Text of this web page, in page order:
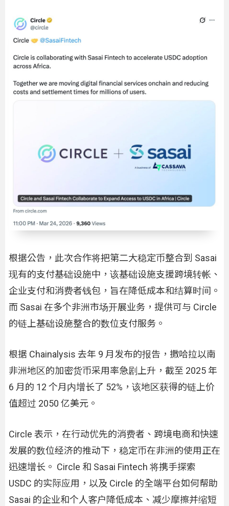
根据公告，此次合作将把第二大稳定币整合到 Sasai
现有的支付基础设施中，该基础设施支援跨境转帐、
企业支付和消费者钱包，旨在降低成本和结算时间。
而 Sasai 在多个非洲市场开展业务，提供可与 Circle
的链上基础设施整合的数位支付服务。
根据 Chainalysis 去年 9 月发布的报告，撒哈拉以南
非洲地区的加密货币采用率急剧上升，截至 2025 年
6 月的 12 个月内增长了 52%，该地区获得的链上价
值超过 2050 亿美元。
Circle 表示，在行动优先的消费者、跨境电商和快速
发展的数位经济的推动下，稳定币在非洲的使用正在
迅速增长。 Circle 和 Sasai Fintech 将携手探索
USDC 的实际应用，以及 Circle 的全端平台如何帮助
Sasai 的企业和个人客户降低成本、减少摩擦并缩短